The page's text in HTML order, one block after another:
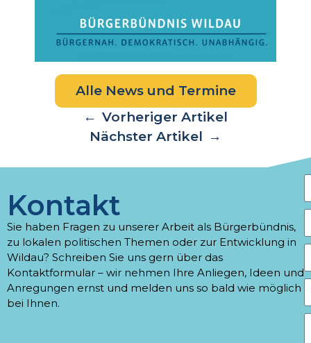
← Vorheriger Artikel
Alle News und Termine
Nächster Artikel →
Kontakt
Sie haben Fragen zu unserer Arbeit als Bürgerbündnis,
zu lokalen politischen Themen oder zur Entwicklung in
Wildau? Schreiben Sie uns gern über das
Kontaktformular – wir nehmen Ihre Anliegen, Ideen und
Anregungen ernst und melden uns so bald wie möglich
bei Ihnen.